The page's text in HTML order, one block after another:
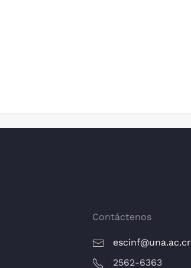
Contáctenos
escinf@una.ac.cr
2562-6363